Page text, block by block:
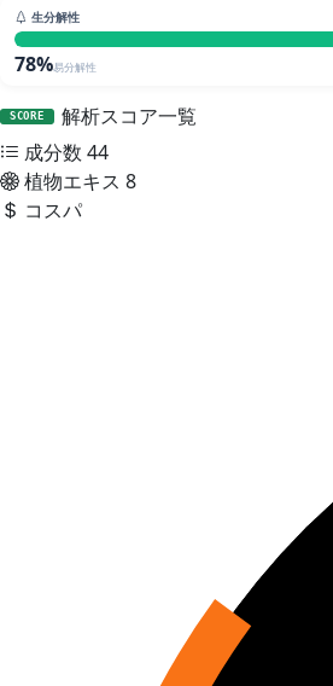
生分解性
78%易分解性
SCORE
解析スコア一覧
成分数 44
植物エキス 8
コスパ